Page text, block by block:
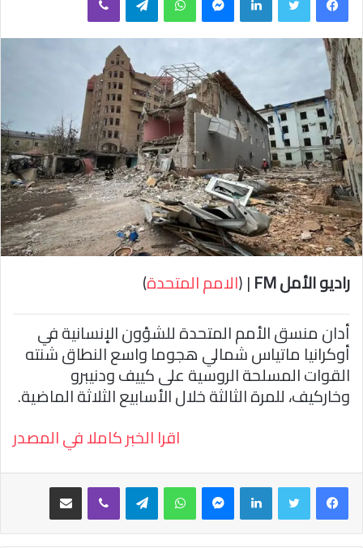
ل
ب
ا
ك
ت
ر
و
ن
ي
راديو الأمل FM | (الامم المتحدة)
أدان منسق الأمم المتحدة للشؤون الإنسانية في
أوكرانيا ماتياس شمالي هجوما واسع النطاق شنته
القوات المسلحة الروسية على كييف ودنيبرو
وخاركيف، للمرة الثالثة خلال الأسابيع الثلاثة الماضية.
اقرا الخبر كاملا في المصدر
فيسبوك لينكدإن واتساب تيلقرام